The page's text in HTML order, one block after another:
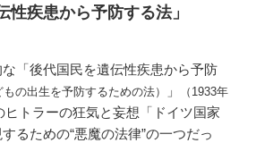
性疾患から予防する法」
「後代国民を遺伝性疾患から予防
もの出生を予防するための法） 」
（1933年
ヒトラーの狂気と妄想「ドイツ国家
るための“悪魔の法律”の一つだっ